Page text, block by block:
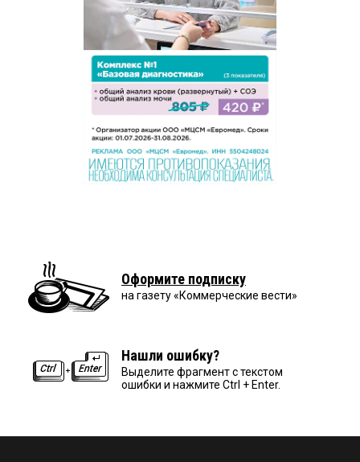
Оформите подписку
на газету «Коммерческие вести»
Нашли ошибку?
Выделите фрагмент с текстом
ошибки и нажмите Ctrl + Enter.